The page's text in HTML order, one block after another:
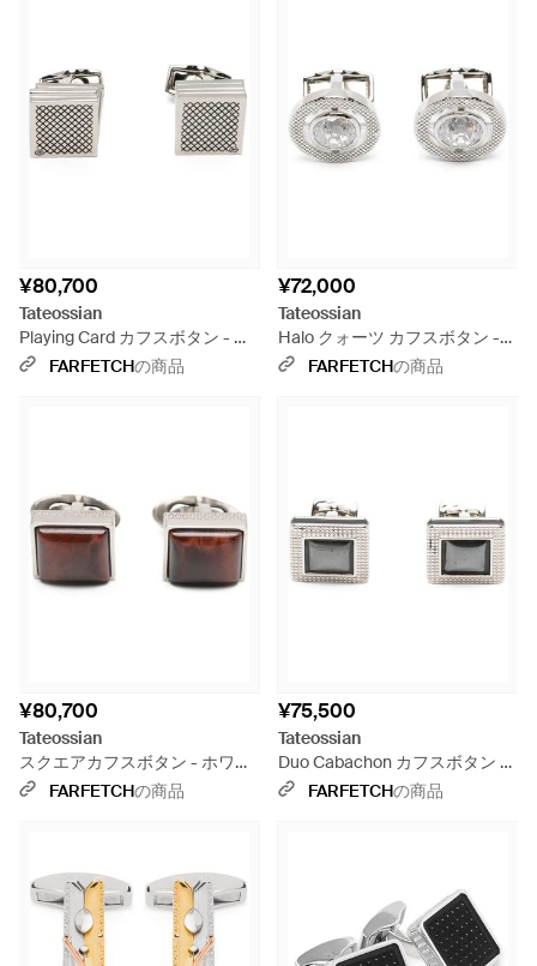
¥80,700
Tateossian
Playing Card カフスボタン - メ
タリックFARFETCHの商品
¥72,000
Tateossian
Halo クォーツ カフスボタン -
ホワイトFARFETCHの商品
¥80,700
Tateossian
スクエアカフスボタン - ホワイ
ト
FARFETCHの商品
¥75,500
Tateossian
Duo Cabachon カフスボタン -
メタリック
FARFETCHの商品